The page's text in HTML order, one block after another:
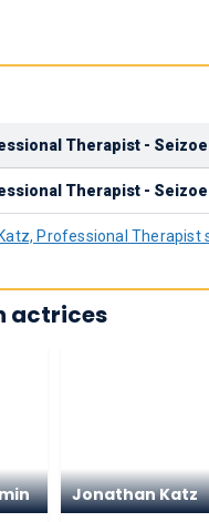
Therapist -
Therapist -
Professional Therapist
actrices
Jonathan Katz